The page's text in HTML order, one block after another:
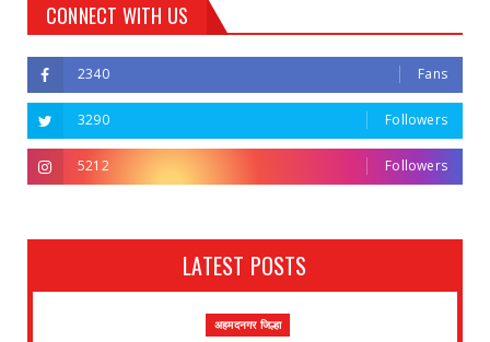
CONNECT WITH US
2340 Fans
3290 Followers
5212 Followers
LATEST POSTS
अहमदनगर जिल्हा